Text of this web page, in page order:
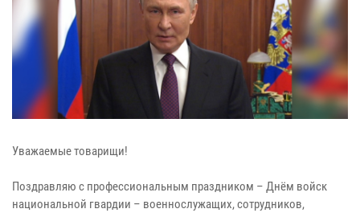
Уважаемые товарищи!
Поздравляю с профессиональным праздником – Днём войск
национальной гвардии – военнослужащих, сотрудников,